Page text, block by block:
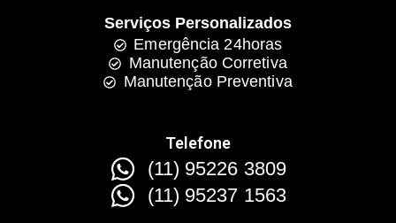
Serviços Personalizados
Emergência 24horas
Manutenção Corretiva
Manutenção Preventiva
Telefone
(11) 95226 3809
(11) 95237 1563